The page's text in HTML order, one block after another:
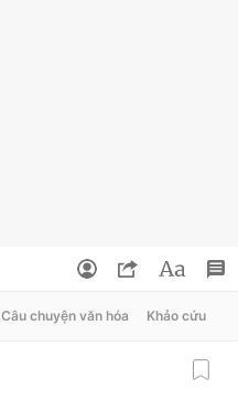
Câu chuyện văn hóa Khảo cứu